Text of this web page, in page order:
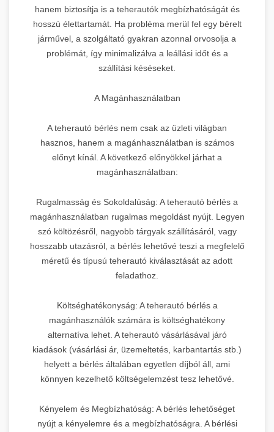
hanem biztosítja is a teherautók megbízhatóságát és
hosszú élettartamát. Ha probléma merül fel egy bérelt
járművel, a szolgáltató gyakran azonnal orvosolja a
problémát, így minimalizálva a leállási időt és a
szállítási késéseket.
A Magánhasználatban
A teherautó bérlés nem csak az üzleti világban
hasznos, hanem a magánhasználatban is számos
előnyt kínál. A következő előnyökkel járhat a
magánhasználatban:
Rugalmasság és Sokoldalúság: A teherautó bérlés a
magánhasználatban rugalmas megoldást nyújt. Legyen
szó költözésről, nagyobb tárgyak szállításáról, vagy
hosszabb utazásról, a bérlés lehetővé teszi a megfelelő
méretű és típusú teherautó kiválasztását az adott
feladathoz.
Költséghatékonyság: A teherautó bérlés a
magánhasználók számára is költséghatékony
alternatíva lehet. A teherautó vásárlásával járó
kiadások (vásárlási ár, üzemeltetés, karbantartás stb.)
helyett a bérlés általában egyetlen díjból áll, ami
könnyen kezelhető költségelemzést tesz lehetővé.
Kényelem és Megbízhatóság: A bérlés lehetőséget
nyújt a kényelemre és a megbízhatóságra. A bérlési